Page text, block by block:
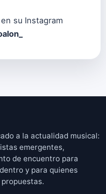
su Instagram
a la actualidad musical:
emergentes,
de encuentro para
y para quienes